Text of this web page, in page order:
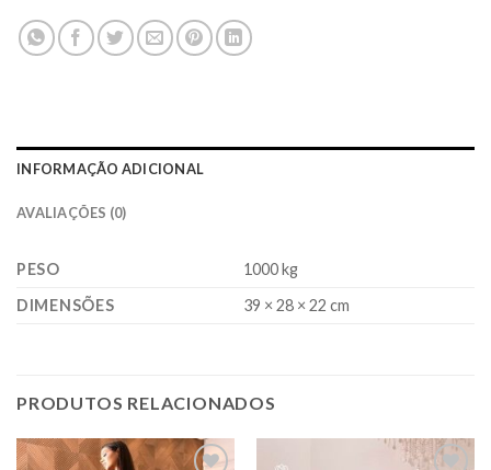
INFORMAÇÃO ADICIONAL
AVALIAÇÕES (0)
PESO
1000 kg
DIMENSÕES
39 × 28 × 22 cm
PRODUTOS RELACIONADOS